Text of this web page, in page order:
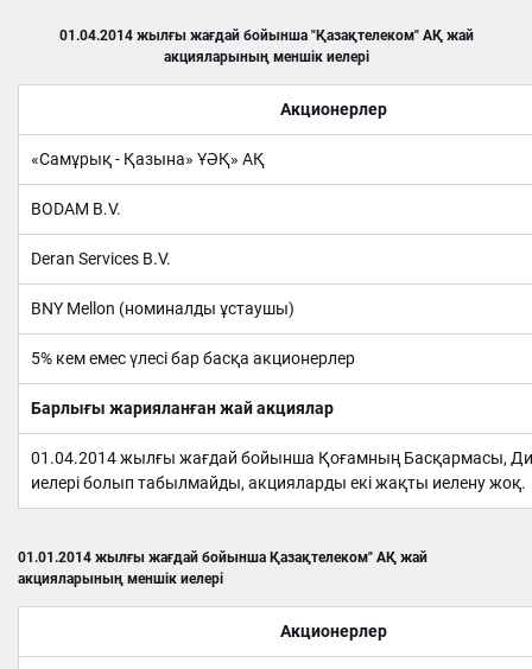
01.04.2014 жылғы жағдай бойынша "Қазақтелеком" АҚ жай
акцияларының меншік иелері
Акционерлер
«Самұрық - Қазына» ҰӘҚ» АҚ
BODAM B.V.
Deran Services B.V.
BNY Mellon (номиналды ұстаушы)
5% кем емес үлесі бар басқа акционерлер
Барлығы жарияланған жай акциялар
01.04.2014 жылғы жағдай бойынша Қоғамның Басқармасы,
иелері болып табылмайды, акцияларды екі жақты иелену жоқ.
01.01.2014 жылғы жағдай бойынша Қазақтелеком" АҚ жай
акцияларының меншік иелері
Акционерлер